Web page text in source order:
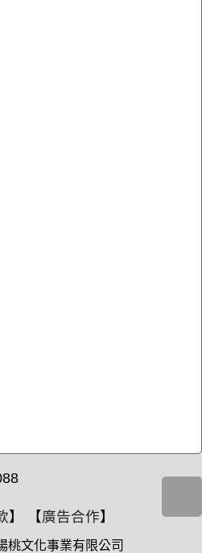
】 【廣告合作】
桃文化事業有限公司